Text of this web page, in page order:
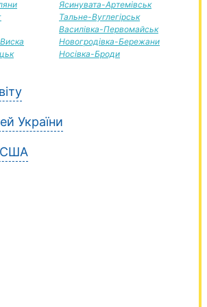
Ясинувата-Артемівськ
Тальне-Вуглегірськ
Василівка-Первомайськ
Новогродівка-Бережани
Носівка-Броди
України
США